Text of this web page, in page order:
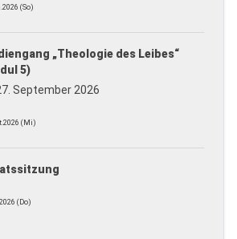
(So)
„Theologie des Leibes“
5)
September 2026
(Mi)
(Do)